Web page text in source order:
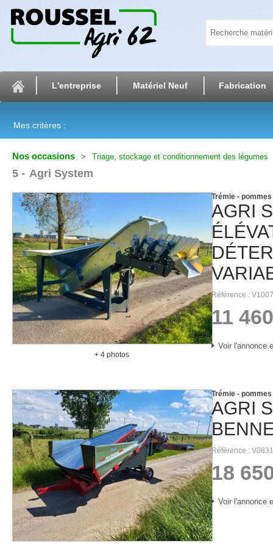
L'entreprise Matériel Neuf Fabrication
Mes critères :
Nos occasions Triage, stockage et conditionnement des légumes
5 Agri System
+ 4 photos
AGRI
Trémie -
Référence
11 460
Voir l'annonce
AGRI
Trémie -
Référence V0831
18
Voir l'annonce